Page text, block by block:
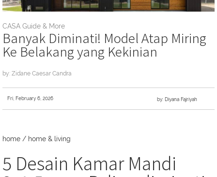
CASA Guide & More
Banyak Diminati! Model Atap Miring
Ke Belakang yang Kekinian
by: Zidane Caesar Candra
Fri, February 6, 2026 by: Diyana Fajriyah
home / home & living
5 Desain Kamar Mandi